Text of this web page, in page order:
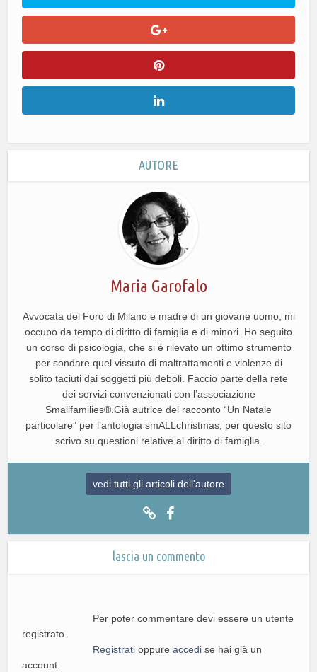
AUTORE
Maria Garofalo
Avvocata del Foro di Milano e madre di un giovane uomo, mi
occupo da tempo di diritto di famiglia e di minori. Ho seguito
un corso di psicologia, che si è rilevato un ottimo strumento
per sondare quel vissuto di maltrattamenti e violenze di
solito taciuti dai soggetti più deboli. Faccio parte della rete
dei servizi convenzionati con l’associazione
Smallfamilies®.Già autrice del racconto “Un Natale
particolare” per l’antologia smALLchristmas, per questo sito
scrivo su questioni relative al diritto di famiglia.
vedi tutti gli articoli dell'autore
lascia un commento
Per poter commentare devi essere un utente
registrato.
Registrati oppureaccedi se hai già un
account.